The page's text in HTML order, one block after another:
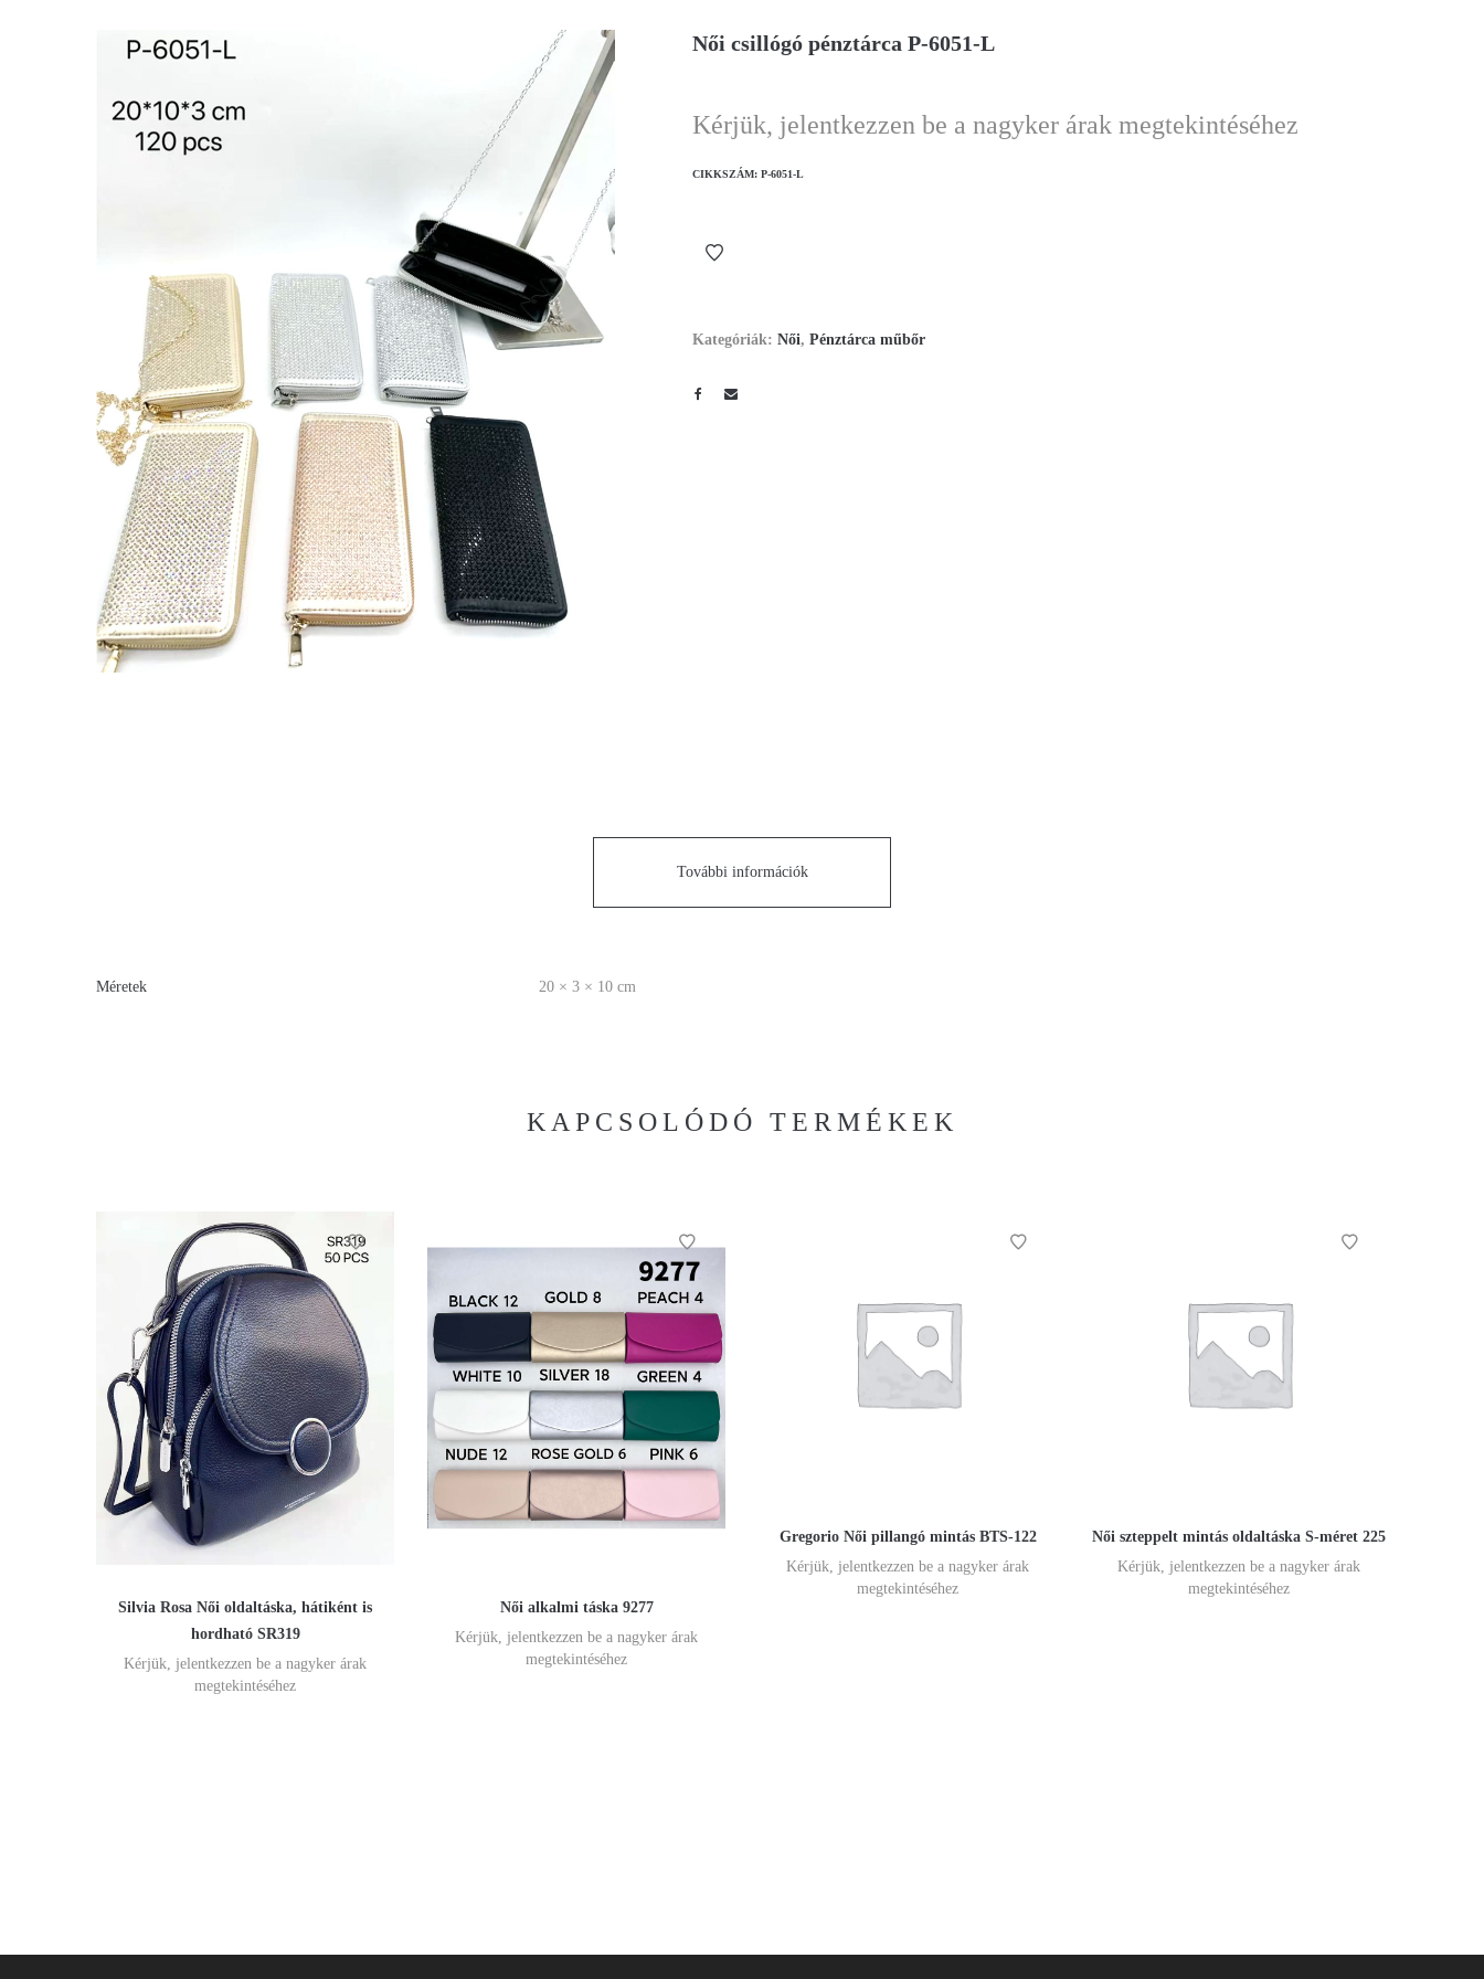
Női csillógó pénztárca P-6051-L
Kérjük, jelentkezzen be a nagyker árak megtekintéséhez
CIKKSZÁM: P-6051-L
Kategóriák: Női, Pénztárca műbőr
További információk
Méretek 20 × 3 × 10 cm
KAPCSOLÓDÓ TERMÉKEK
Silvia Rosa Női oldaltáska, hátiként is
hordható SR319
Kérjük, jelentkezzen be a nagyker árak
megtekintéséhez
Női alkalmi táska 9277
Kérjük, jelentkezzen be a nagyker árak
megtekintéséhez
Gregorio Női pillangó mintás BTS-122
Kérjük, jelentkezzen be a nagyker árak
megtekintéséhez
Női szteppelt mintás oldaltáska S-méret 225
Kérjük, jelentkezzen be a nagyker árak
megtekintéséhez